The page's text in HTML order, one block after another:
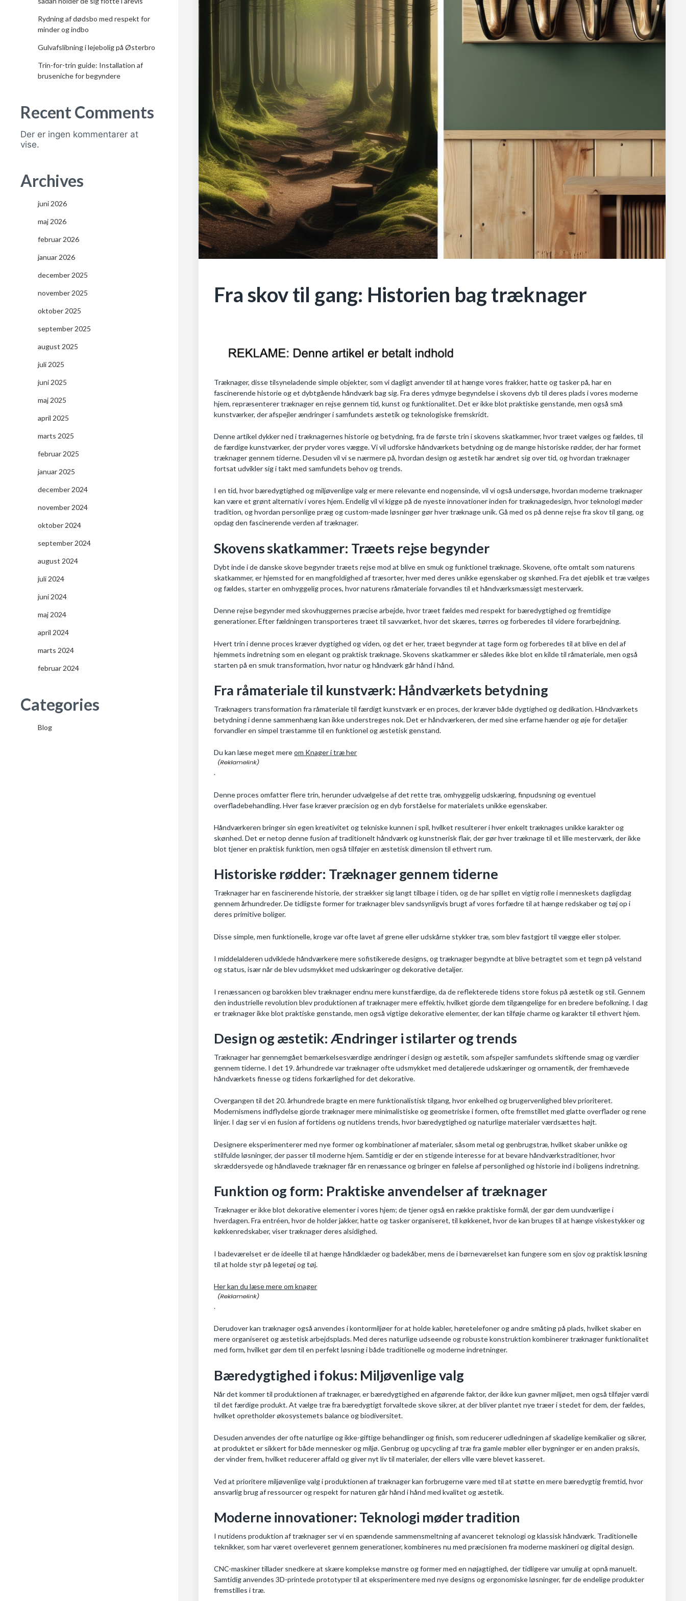
Rydning af dødsbo med respekt for
minder og indbo
Gulvafslibning i lejebolig på Østerbro
Trin-for-trin guide: Installation af
bruseniche for begyndere
Recent Comments
Der er ingen kommentarer at
vise.
Archives
juni 2026
maj 2026
februar 2026
januar 2026
december 2025
november 2025
oktober 2025
september 2025
august 2025
juli 2025
juni 2025
maj 2025
april 2025
marts 2025
februar 2025
januar 2025
december 2024
november 2024
oktober 2024
september 2024
august 2024
juli 2024
juni 2024
maj 2024
april 2024
marts 2024
februar 2024
Categories
Blog
Fra skov til gang: Historien bag træknager
Træknager, disse tilsyneladende simple objekter, som vi dagligt anvender til at hænge vores frakker, hatte og tasker på, har en
fascinerende historie og et dybtgående håndværk bag sig. Fra deres ydmyge begyndelse i skovens dyb til deres plads i vores moderne
hjem, repræsenterer træknager en rejse gennem tid, kunst og funktionalitet. Det er ikke blot praktiske genstande, men også små
kunstværker, der afspejler ændringer i samfundets æstetik og teknologiske fremskridt.
Denne artikel dykker ned i træknagernes historie og betydning, fra de første trin i skovens skatkammer, hvor træet vælges og fældes, til
de færdige kunstværker, der pryder vores vægge. Vi vil udforske håndværkets betydning og de mange historiske rødder, der har formet
træknager gennem tiderne. Desuden vil vi se nærmere på, hvordan design og æstetik har ændret sig over tid, og hvordan træknager
fortsat udvikler sig i takt med samfundets behov og trends.
I en tid, hvor bæredygtighed og miljøvenlige valg er mere relevante end nogensinde, vil vi også undersøge, hvordan moderne træknager
kan være et grønt alternativ i vores hjem. Endelig vil vi kigge på de nyeste innovationer inden for træknagedesign, hvor teknologi møder
tradition, og hvordan personlige præg og custom-made løsninger gør hver træknage unik. Gå med os på denne rejse fra skov til gang, og
opdag den fascinerende verden af træknager.
Skovens skatkammer: Træets rejse begynder
Dybt inde i de danske skove begynder træets rejse mod at blive en smuk og funktionel træknage. Skovene, ofte omtalt som naturens
skatkammer, er hjemsted for en mangfoldighed af træsorter, hver med deres unikke egenskaber og skønhed. Fra det øjeblik et træ vælges
og fældes, starter en omhyggelig proces, hvor naturens råmateriale forvandles til et håndværksmæssigt mesterværk.
Denne rejse begynder med skovhuggernes præcise arbejde, hvor træet fældes med respekt for bæredygtighed og fremtidige
generationer. Efter fældningen transporteres træet til savværket, hvor det skæres, tørres og forberedes til videre forarbejdning.
Hvert trin i denne proces kræver dygtighed og viden, og det er her, træet begynder at tage form og forberedes til at blive en del af
hjemmets indretning som en elegant og praktisk træknage. Skovens skatkammer er således ikke blot en kilde til råmateriale, men også
starten på en smuk transformation, hvor natur og håndværk går hånd i hånd.
Fra råmateriale til kunstværk: Håndværkets betydning
Træknagers transformation fra råmateriale til færdigt kunstværk er en proces, der kræver både dygtighed og dedikation. Håndværkets
betydning i denne sammenhæng kan ikke understreges nok. Det er håndværkeren, der med sine erfarne hænder og øje for detaljer
forvandler en simpel træstamme til en funktionel og æstetisk genstand.
Du kan læse meget mereom Knager i træ her
.
Denne proces omfatter flere trin, herunder udvælgelse af det rette træ, omhyggelig udskæring, finpudsning og eventuel
overfladebehandling. Hver fase kræver præcision og en dyb forståelse for materialets unikke egenskaber.
Håndværkeren bringer sin egen kreativitet og tekniske kunnen i spil, hvilket resulterer i hver enkelt træknages unikke karakter og
skønhed. Det er netop denne fusion af traditionelt håndværk og kunstnerisk flair, der gør hver træknage til et lille mesterværk, der ikke
blot tjener en praktisk funktion, men også tilføjer en æstetisk dimension til ethvert rum.
Historiske rødder: Træknager gennem tiderne
Træknager har en fascinerende historie, der strækker sig langt tilbage i tiden, og de har spillet en vigtig rolle i menneskets dagligdag
gennem århundreder. De tidligste former for træknager blev sandsynligvis brugt af vores forfædre til at hænge redskaber og tøj op i
deres primitive boliger.
Disse simple, men funktionelle, kroge var ofte lavet af grene eller udskårne stykker træ, som blev fastgjort til vægge eller stolper.
I middelalderen udviklede håndværkere mere sofistikerede designs, og træknager begyndte at blive betragtet som et tegn på velstand
og status, især når de blev udsmykket med udskæringer og dekorative detaljer.
I renæssancen og barokken blev træknager endnu mere kunstfærdige, da de reflekterede tidens store fokus på æstetik og stil. Gennem
den industrielle revolution blev produktionen af træknager mere effektiv, hvilket gjorde dem tilgængelige for en bredere befolkning. I dag
er træknager ikke blot praktiske genstande, men også vigtige dekorative elementer, der kan tilføje charme og karakter til ethvert hjem.
Design og æstetik: Ændringer i stilarter og trends
Træknager har gennemgået bemærkelsesværdige ændringer i design og æstetik, som afspejler samfundets skiftende smag og værdier
gennem tiderne. I det 19. århundrede var træknager ofte udsmykket med detaljerede udskæringer og ornamentik, der fremhævede
håndværkets finesse og tidens forkærlighed for det dekorative.
Overgangen til det 20. århundrede bragte en mere funktionalistisk tilgang, hvor enkelhed og brugervenlighed blev prioriteret.
Modernismens indflydelse gjorde træknager mere minimalistiske og geometriske i formen, ofte fremstillet med glatte overflader og rene
linjer. I dag ser vi en fusion af fortidens og nutidens trends, hvor bæredygtighed og naturlige materialer værdsættes højt.
Designere eksperimenterer med nye former og kombinationer af materialer, såsom metal og genbrugstræ, hvilket skaber unikke og
stilfulde løsninger, der passer til moderne hjem. Samtidig er der en stigende interesse for at bevare håndværkstraditioner, hvor
skræddersyede og håndlavede træknager får en renæssance og bringer en følelse af personlighed og historie ind i boligens indretning.
Funktion og form: Praktiske anvendelser af træknager
Træknager er ikke blot dekorative elementer i vores hjem; de tjener også en række praktiske formål, der gør dem uundværlige i
hverdagen. Fra entréen, hvor de holder jakker, hatte og tasker organiseret, til køkkenet, hvor de kan bruges til at hænge viskestykker og
køkkenredskaber, viser træknager deres alsidighed.
I badeværelset er de ideelle til at hænge håndklæder og badekåber, mens de i børneværelset kan fungere som en sjov og praktisk løsning
til at holde styr på legetøj og tøj.
Her kan du læse mere om knager
.
Derudover kan træknager også anvendes i kontormiljøer for at holde kabler, høretelefoner og andre småting på plads, hvilket skaber en
mere organiseret og æstetisk arbejdsplads. Med deres naturlige udseende og robuste konstruktion kombinerer træknager funktionalitet
med form, hvilket gør dem til en perfekt løsning i både traditionelle og moderne indretninger.
Bæredygtighed i fokus: Miljøvenlige valg
Når det kommer til produktionen af træknager, er bæredygtighed en afgørende faktor, der ikke kun gavner miljøet, men også tilføjer værdi
til det færdige produkt. At vælge træ fra bæredygtigt forvaltede skove sikrer, at der bliver plantet nye træer i stedet for dem, der fældes,
hvilket opretholder økosystemets balance og biodiversitet.
Desuden anvendes der ofte naturlige og ikke-giftige behandlinger og finish, som reducerer udledningen af skadelige kemikalier og sikrer,
at produktet er sikkert for både mennesker og miljø. Genbrug og upcycling af træ fra gamle møbler eller bygninger er en anden praksis,
der vinder frem, hvilket reducerer affald og giver nyt liv til materialer, der ellers ville være blevet kasseret.
Ved at prioritere miljøvenlige valg i produktionen af træknager kan forbrugerne være med til at støtte en mere bæredygtig fremtid, hvor
ansvarlig brug af ressourcer og respekt for naturen går hånd i hånd med kvalitet og æstetik.
Moderne innovationer: Teknologi møder tradition
I nutidens produktion af træknager ser vi en spændende sammensmeltning af avanceret teknologi og klassisk håndværk. Traditionelle
teknikker, som har været overleveret gennem generationer, kombineres nu med præcisionen fra moderne maskineri og digital design.
CNC-maskiner tillader snedkere at skære komplekse mønstre og former med en nøjagtighed, der tidligere var umulig at opnå manuelt.
Samtidig anvendes 3D-printede prototyper til at eksperimentere med nye designs og ergonomiske løsninger, før de endelige produkter
fremstilles i træ.